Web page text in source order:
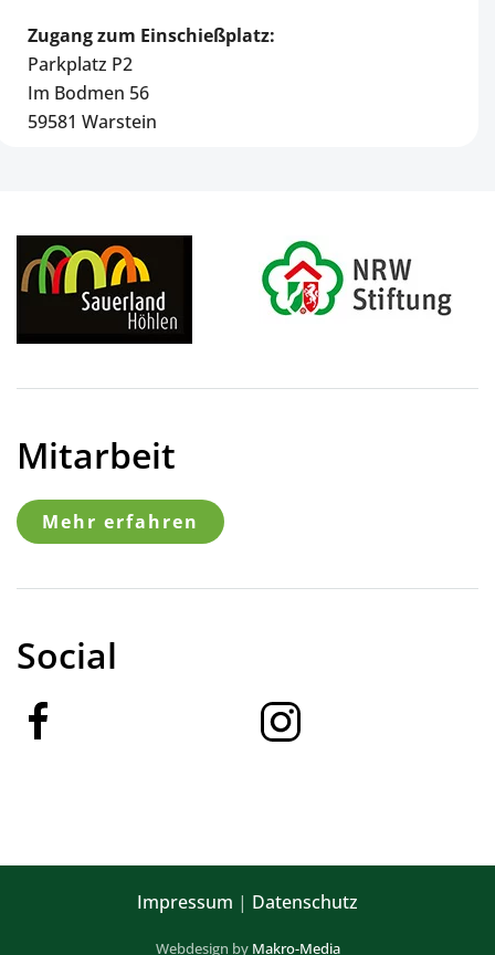
Zugang zum Einschießplatz:
Parkplatz P2
Im Bodmen 56
59581 Warstein
Mitarbeit
Mehr erfahren
Social
Impressum | Datenschutz
Webdesign by Makro-Media